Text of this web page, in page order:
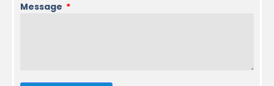
Message